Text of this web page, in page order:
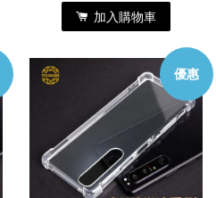
加入購物車
優惠